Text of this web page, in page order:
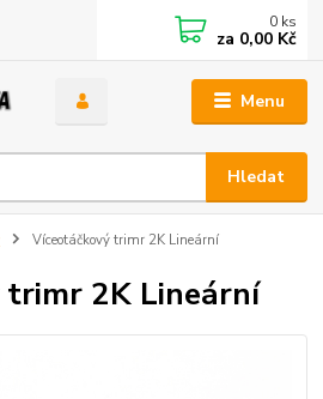
Menu
Hledat
0 ks
za 0,00 Kč
Víceotáčkový trimr 2K Lineární
2K Lineární